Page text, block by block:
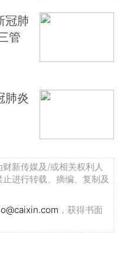
冠肺
管
肺炎
新传媒及/或相关权利人
进行转载、摘编、复制及
，获得书面